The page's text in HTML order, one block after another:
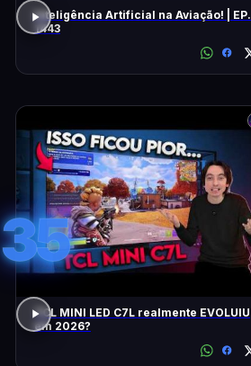
Inteligência Artificial na Aviação! | EP.
1443
35
TCL MINI LED C7L realmente EVOLUIU
em 2026?